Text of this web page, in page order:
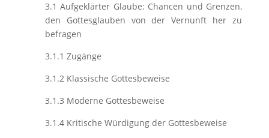
3.1 Aufgeklärter Glaube: Chancen und Grenzen,
den Gottesglauben von der Vernunft her zu
befragen
3.1.1 Zugänge
3.1.2 Klassische Gottesbeweise
3.1.3 Moderne Gottesbeweise
3.1.4 Kritische Würdigung der Gottesbeweise